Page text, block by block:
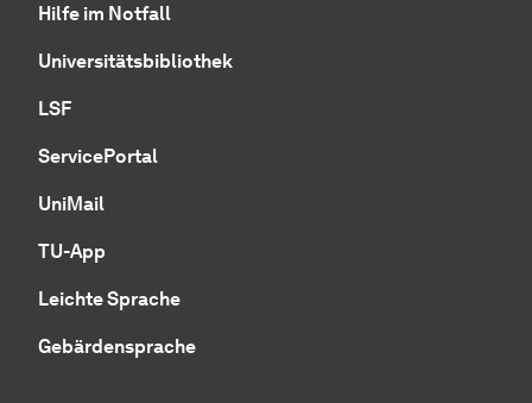
Hilfe im Notfall
Universitätsbibliothek
LSF
ServicePortal
UniMail
TU-App
Leichte Sprache
Gebärdensprache